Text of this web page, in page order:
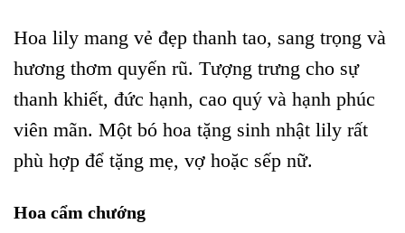
Hoa lily mang vẻ đẹp thanh tao, sang trọng và
hương thơm quyến rũ. Tượng trưng cho sự
thanh khiết, đức hạnh, cao quý và hạnh phúc
viên mãn. Một bó hoa tặng sinh nhật lily rất
phù hợp để tặng mẹ, vợ hoặc sếp nữ.
Hoa cẩm chướng